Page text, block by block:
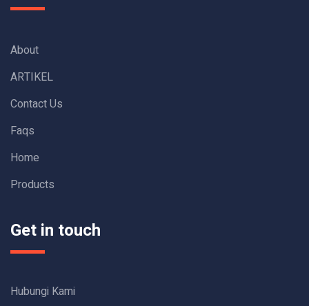
About
ARTIKEL
Contact Us
Faqs
Home
Products
Get in touch
Hubungi Kami